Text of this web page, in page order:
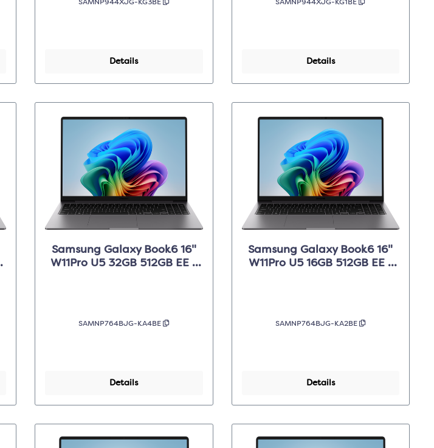
SAMNP944XJG-KG3BE
Details
SAMNP944XJG-KG1BE
Details
Samsung Galaxy Book6 16"
W11Pro U5 32GB 512GB EE -
SAMNP764BJG-KA4BE
Details
Samsung Galaxy Book6 16"
W11Pro U5 16GB 512GB EE -
SAMNP764BJG-KA2BE
Details